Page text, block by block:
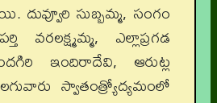
దువ్వూరి సుబ్బమ్మ, సంగం
వరలక్ష్మమ్మ, ఎల్లాప్రగడ
ఇందిరాదేవి, ఆరుట్ల
స్వాతంత్ర్యోద్యమంలో